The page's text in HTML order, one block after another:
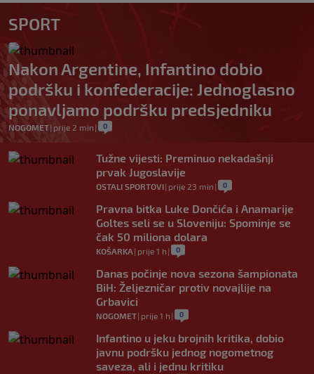
SPORT
Nakon Argentine, Infantino dobio
podršku i konfederacije: Jednoglasno
ponavljamo podršku predsjedniku
NOGOMET| prije 2 min | 0
Tužne vijesti: Preminuo nekadašnji
prvak Jugoslavije
OSTALI SPORTOVI| prije 23 min | 0
Pravna bitka Luke Dončića i Anamarije
Goltes seli se u Sloveniju: Spominje se
čak 50 miliona dolara
KOŠARKA | prije 1 h | 0
Danas počinje nova sezona šampionata
BiH: Željezničar protiv novajlije na
Grbavici
NOGOMET| prije 1 h | 0
Infantino u jeku brojnih kritika, dobio
javnu podršku jednog nogometnog
saveza, ali i jednu kritiku